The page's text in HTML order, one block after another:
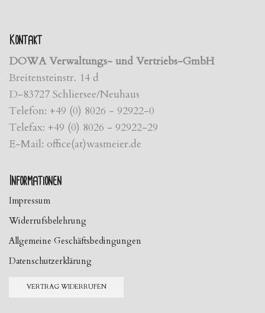
Kontakt
DOWA Verwaltungs- und Vertriebs-GmbH
Breitensteinstr. 14 d
D-83727 Schliersee/Neuhaus
Telefon: +49 (0) 8026 - 92922-0
Telefax: +49 (0) 8026 - 92922-29
E-Mail: office(at)wasmeier.de
Informationen
Impressum
Widerrufsbelehrung
Allgemeine Geschäftsbedingungen
Datenschutzerklärung
VERTRAG WIDERRUFEN